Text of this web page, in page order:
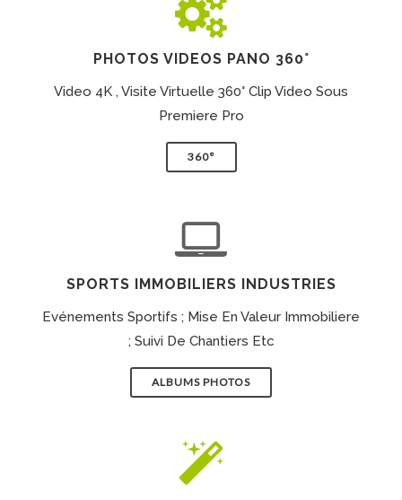
PHOTOS VIDEOS PANO 360°
Video 4K , Visite Virtuelle 360° Clip Video Sous
Premiere Pro
360°
SPORTS IMMOBILIERS INDUSTRIES
Evénements Sportifs ; Mise En Valeur Immobiliere
; Suivi De Chantiers Etc
ALBUMS PHOTOS